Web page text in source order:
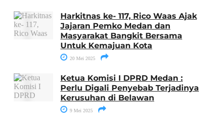
Harkitnas ke- 117, Rico Waas Ajak
Jajaran Pemko Medan dan
Masyarakat Bangkit Bersama
Untuk Kemajuan Kota
20 Mei 2025
Ketua Komisi I DPRD Medan :
Perlu Digali Penyebab Terjadinya
Kerusuhan di Belawan
9 Mei 2025